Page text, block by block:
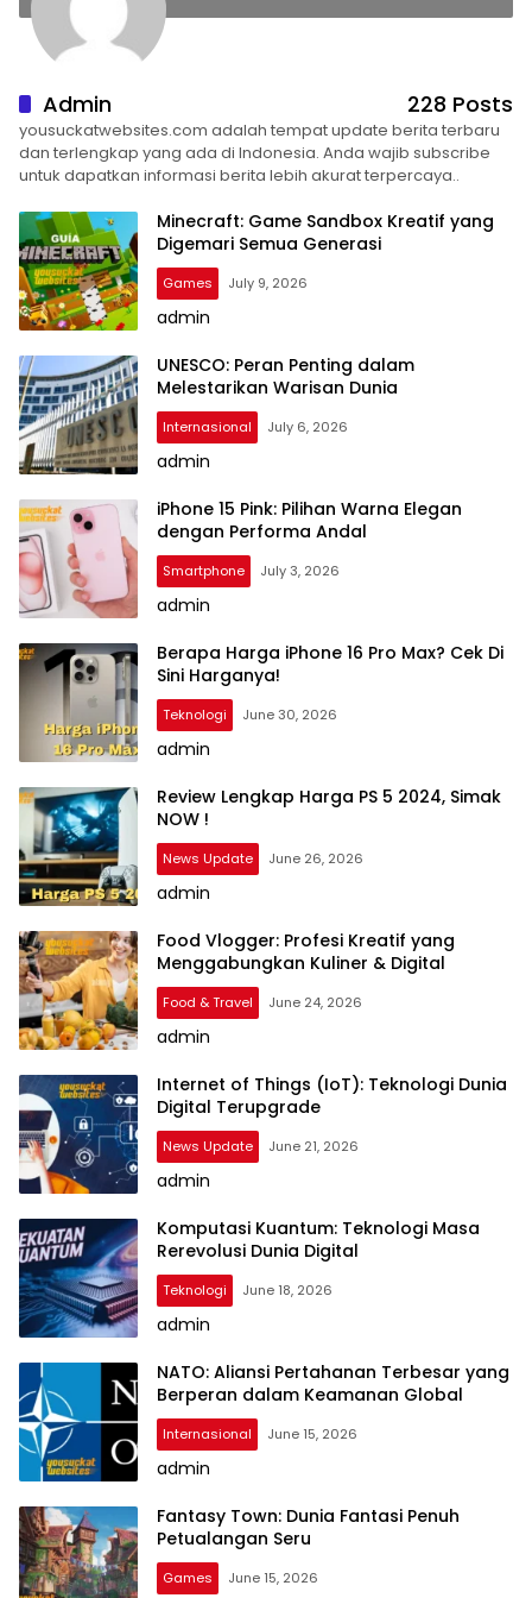
Admin 228 Posts
yousuckatwebsites.com adalah tempat update berita terbaru
dan terlengkap yang ada di Indonesia. Anda wajib subscribe
untuk dapatkan informasi berita lebih akurat terpercaya..
Minecraft: Game Sandbox Kreatif yang
Digemari Semua Generasi
Games July 9, 2026
admin
UNESCO: Peran Penting dalam
Melestarikan Warisan Dunia
Internasional July 6, 2026
admin
iPhone 15 Pink: Pilihan Warna Elegan
dengan Performa Andal
Smartphone July 3, 2026
admin
Berapa Harga iPhone 16 Pro Max? Cek Di
Sini Harganya!
Teknologi June 30, 2026
admin
Review Lengkap Harga PS 5 2024, Simak
NOW !
News Update June 26, 2026
admin
Food Vlogger: Profesi Kreatif yang
Menggabungkan Kuliner & Digital
Food & Travel June 24, 2026
admin
Internet of Things (IoT): Teknologi Dunia
Digital Terupgrade
News Update June 21, 2026
admin
Komputasi Kuantum: Teknologi Masa
Rerevolusi Dunia Digital
Teknologi June 18, 2026
admin
NATO: Aliansi Pertahanan Terbesar yang
Berperan dalam Keamanan Global
Internasional June 15, 2026
admin
Fantasy Town: Dunia Fantasi Penuh
Petualangan Seru
Games June 15, 2026